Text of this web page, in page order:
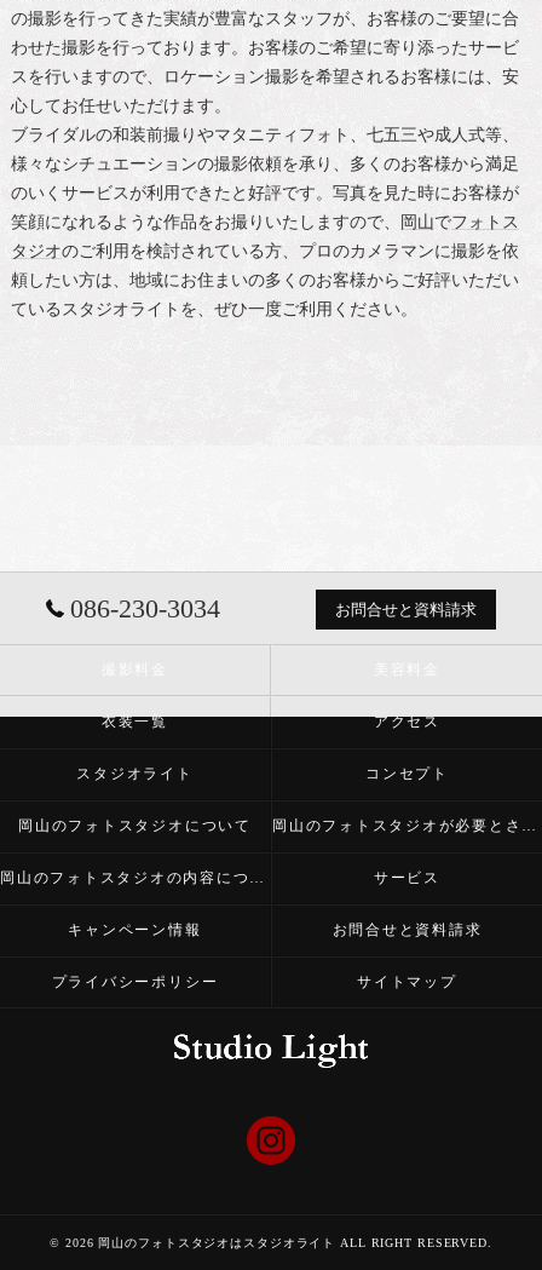
の撮影を行ってきた実績が豊富なスタッフが、お客様のご要望に合
わせた撮影を行っております。お客様のご希望に寄り添ったサービ
スを行いますので、ロケーション撮影を希望されるお客様には、安
心してお任せいただけます。
ブライダルの和装前撮りやマタニティフォト、七五三や成人式等、
様々なシチュエーションの撮影依頼を承り、多くのお客様から満足
のいくサービスが利用できたと好評です。写真を見た時にお客様が
笑顔になれるような作品をお撮りいたしますので、
岡山でフォトス
タジオのご利用を検討されている方、プロのカメラマンに撮影を依
頼したい方は、地域にお住まいの多くのお客様からご好評いただい
ているスタジオライトを、ぜひ一度ご利用ください。
086-230-3034 お問合せと資料請求
衣装一覧 アクセス
スタジオライト コンセプト
岡山のフォトスタジオについて 岡山のフォトスタジオが必要とされる理由
岡山のフォトスタジオの内容について サービス
キャンペーン情報 お問合せと資料請求
プライバシーポリシー サイトマップ
© 2026 岡山のフォトスタジオはスタジオライト ALL RIGHT RESERVED.